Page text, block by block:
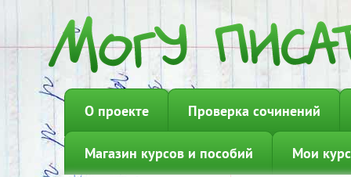
О проекте Проверка сочинений
Магазин курсов и пособий Мои